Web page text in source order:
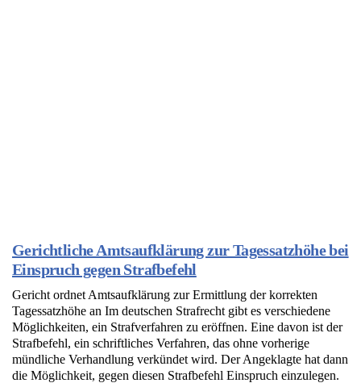
Gerichtliche Amtsaufklärung zur Tagessatzhöhe bei
Einspruch gegen Strafbefehl
Gericht ordnet Amtsaufklärung zur Ermittlung der korrekten
Tagessatzhöhe an Im deutschen Strafrecht gibt es verschiedene
Möglichkeiten, ein Strafverfahren zu eröffnen. Eine davon ist der
Strafbefehl, ein schriftliches Verfahren, das ohne vorherige
mündliche Verhandlung verkündet wird. Der Angeklagte hat dann
die Möglichkeit, gegen diesen Strafbefehl Einspruch einzulegen.